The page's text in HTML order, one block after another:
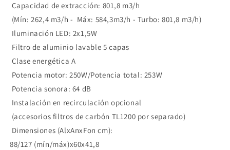
Capacidad de extracción: 801,8 m3/h
(Mín: 262,4 m3/h - Máx: 584,3m3/h - Turbo: 801,8 m3/h)
Iluminación LED: 2x1,5W
Filtro de aluminio lavable 5 capas
Clase energética A
Potencia motor: 250W/Potencia total: 253W
Potencia sonora: 64 dB
Instalación en recirculación opcional
(accesorios filtros de carbón TL1200 por separado)
Dimensiones (AlxAnxFon cm):
88/127 (mín/máx)x60x41,8